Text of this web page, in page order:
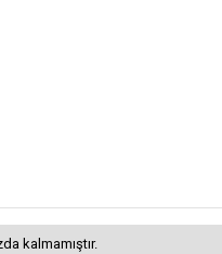
kalmamıştır.